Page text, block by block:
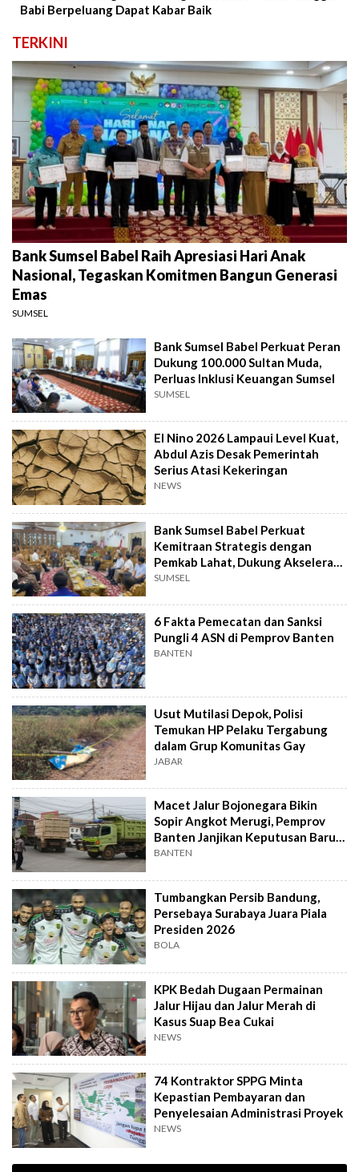
Babi Berpeluang Dapat Kabar Baik
TERKINI
Bank Sumsel Babel Raih Apresiasi Hari Anak
Nasional, Tegaskan Komitmen Bangun Generasi
Emas
SUMSEL
Bank Sumsel Babel Perkuat Peran
Dukung 100.000 Sultan Muda,
Perluas Inklusi Keuangan Sumsel
SUMSEL
El Nino 2026 Lampaui Level Kuat,
Abdul Azis Desak Pemerintah
Serius Atasi Kekeringan
NEWS
Bank Sumsel Babel Perkuat
Kemitraan Strategis dengan
Pemkab Lahat, Dukung Akselerasi
Ekonomi Daerah
SUMSEL
6 Fakta Pemecatan dan Sanksi
Pungli 4 ASN di Pemprov Banten
BANTEN
Usut Mutilasi Depok, Polisi
Temukan HP Pelaku Tergabung
dalam Grup Komunitas Gay
JABAR
Macet Jalur Bojonegara Bikin
Sopir Angkot Merugi, Pemprov
Banten Janjikan Keputusan Baru 4
Hari Lagi
BANTEN
Tumbangkan Persib Bandung,
Persebaya Surabaya Juara Piala
Presiden 2026
BOLA
KPK Bedah Dugaan Permainan
Jalur Hijau dan Jalur Merah di
Kasus Suap Bea Cukai
NEWS
74 Kontraktor SPPG Minta
Kepastian Pembayaran dan
Penyelesaian Administrasi Proyek
NEWS